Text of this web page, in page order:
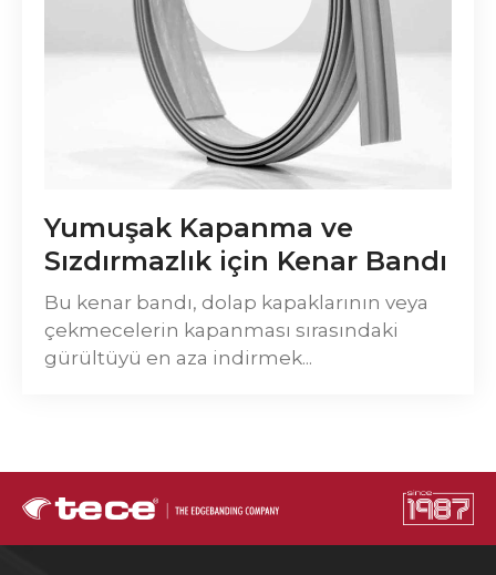
Yumuşak Kapanma ve
Sızdırmazlık için Kenar Bandı
Bu kenar bandı, dolap kapaklarının veya
çekmecelerin kapanması sırasındaki
gürültüyü en aza indirmek...